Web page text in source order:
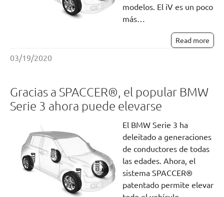
modelos. El iV es un poco
más…
Read more
03/19/2020
Gracias a SPACCER®, el popular BMW
Serie 3 ahora puede elevarse
El BMW Serie 3 ha
deleitado a generaciones
de conductores de todas
las edades. Ahora, el
sistema SPACCER®
patentado permite elevar